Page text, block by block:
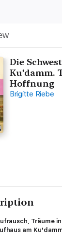
Die
Ku’damm.
Hoffnung
Brigitte Riebe
Träume
am